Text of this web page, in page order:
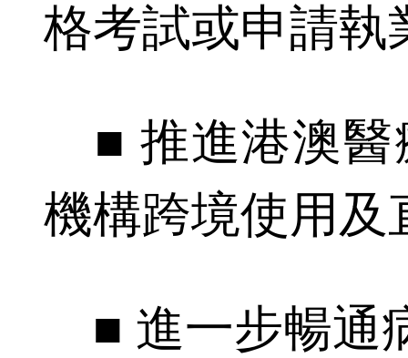
格考試或申請執
■ 推進港澳醫
機構跨境使用及
■ 進一步暢通